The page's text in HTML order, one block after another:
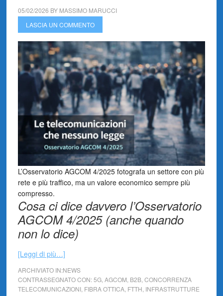
05/02/2026 BY MASSIMO MARUCCI
LASCIA UN COMMENTO
L’Osservatorio AGCOM 4/2025 fotografa un settore con più
rete e più traffico, ma un valore economico sempre più
compresso.
Cosa ci dice davvero l’Osservatorio
AGCOM 4/2025 (anche quando
non lo dice)
[Leggi di più…]
ARCHIVIATO IN:NEWS
CONTRASSEGNATO CON:5G, AGCOM B2B, CONCORRENZA
TELECOMUNICAZIONI, FIBRA OTTICA, FTTH INFRASTRUTTURE